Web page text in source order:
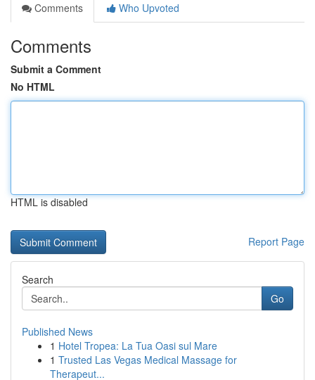
Comments
Who Upvoted
Comments
Submit a Comment
No HTML
HTML is disabled
Report Page
Search
Go
Published News
1 Hotel Tropea: La Tua Oasi sul Mare
1 Trusted Las Vegas Medical Massage for
Therapeut...